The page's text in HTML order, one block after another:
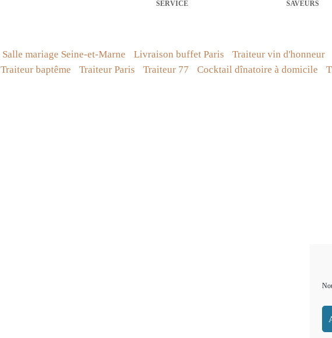
SERVICE
SAVEURS
Salle mariage Seine-et-Marne Livraison buffet Paris
Traiteur vin d'honneur
Traiteur baptême Traiteur Paris Traiteur 77 Cocktail dînatoire à domicile